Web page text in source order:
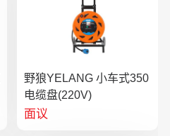
野狼YELANG 小车式350
电缆盘(220V)
面议